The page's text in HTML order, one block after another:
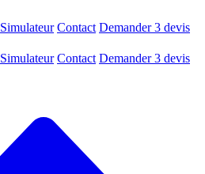
Simulateur Contact Demander 3 devis
Simulateur Contact Demander 3 devis